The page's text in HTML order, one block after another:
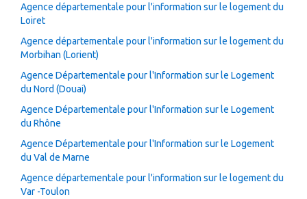
Agence départementale pour l'information sur le logement du
Loiret
Agence départementale pour l'information sur le logement du
Morbihan (Lorient)
Agence Départementale pour l'Information sur le Logement
du Nord (Douai)
Agence Départementale pour l'Information sur le Logement
du Rhône
Agence Départementale pour l'Information sur le Logement
du Val de Marne
Agence départementale pour l'information sur le logement du
Var -Toulon